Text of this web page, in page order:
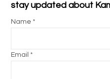
stay updated about
Name *
Email *